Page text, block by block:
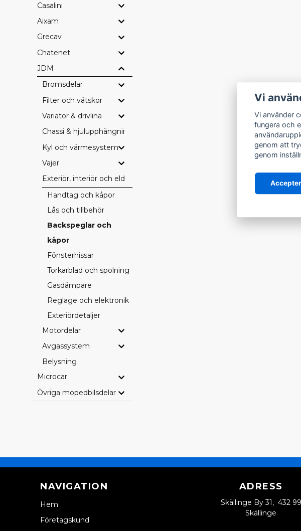
Casalini
Aixam
Grecav
Chatenet
JDM
Bromsdelar
Filter och vätskor
Variator & drivlina
Chassi & hjulupphängning
Kyl och värmesystem
Vajer
Exteriör, interiör och eldetaljer
Handtag och kåpor
Lås och tillbehör
Backspeglar och
kåpor
Fönsterhissar
Torkarblad och spolning
Gasdämpare
Reglage och elektronik
Exteriördetaljer
Motordelar
Avgassystem
Belysning
Microcar
Övriga mopedbilsdelar
NAVIGATION
Hem
Företagskund
ADRESS
Skällinge By 31, 432 99
Skällinge
Vi
Vi använder
fungera och
genom att
genom